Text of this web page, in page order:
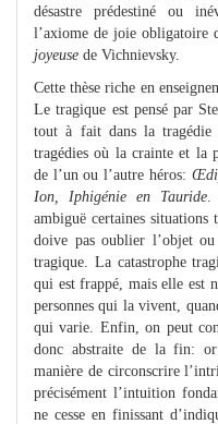
désastre prédestiné ou
l’axiome de joie obligatoire
joyeuse de Vichnievsky.
Cette thèse riche en
Le tragique est pensé par
tout à fait dans la tragédie
tragédies où la crainte et la
de l’un ou l’autre héros:
Ion, Iphigénie en Tauride
ambiguë certaines
doive pas oublier l’objet
tragique. La catastrophe
qui est frappé, mais elle est
personnes qui la vivent,
qui varie. Enfin, on peut
donc abstraite de la fin:
manière de circonscrire
précisément l’intuition
ne cesse en finissant